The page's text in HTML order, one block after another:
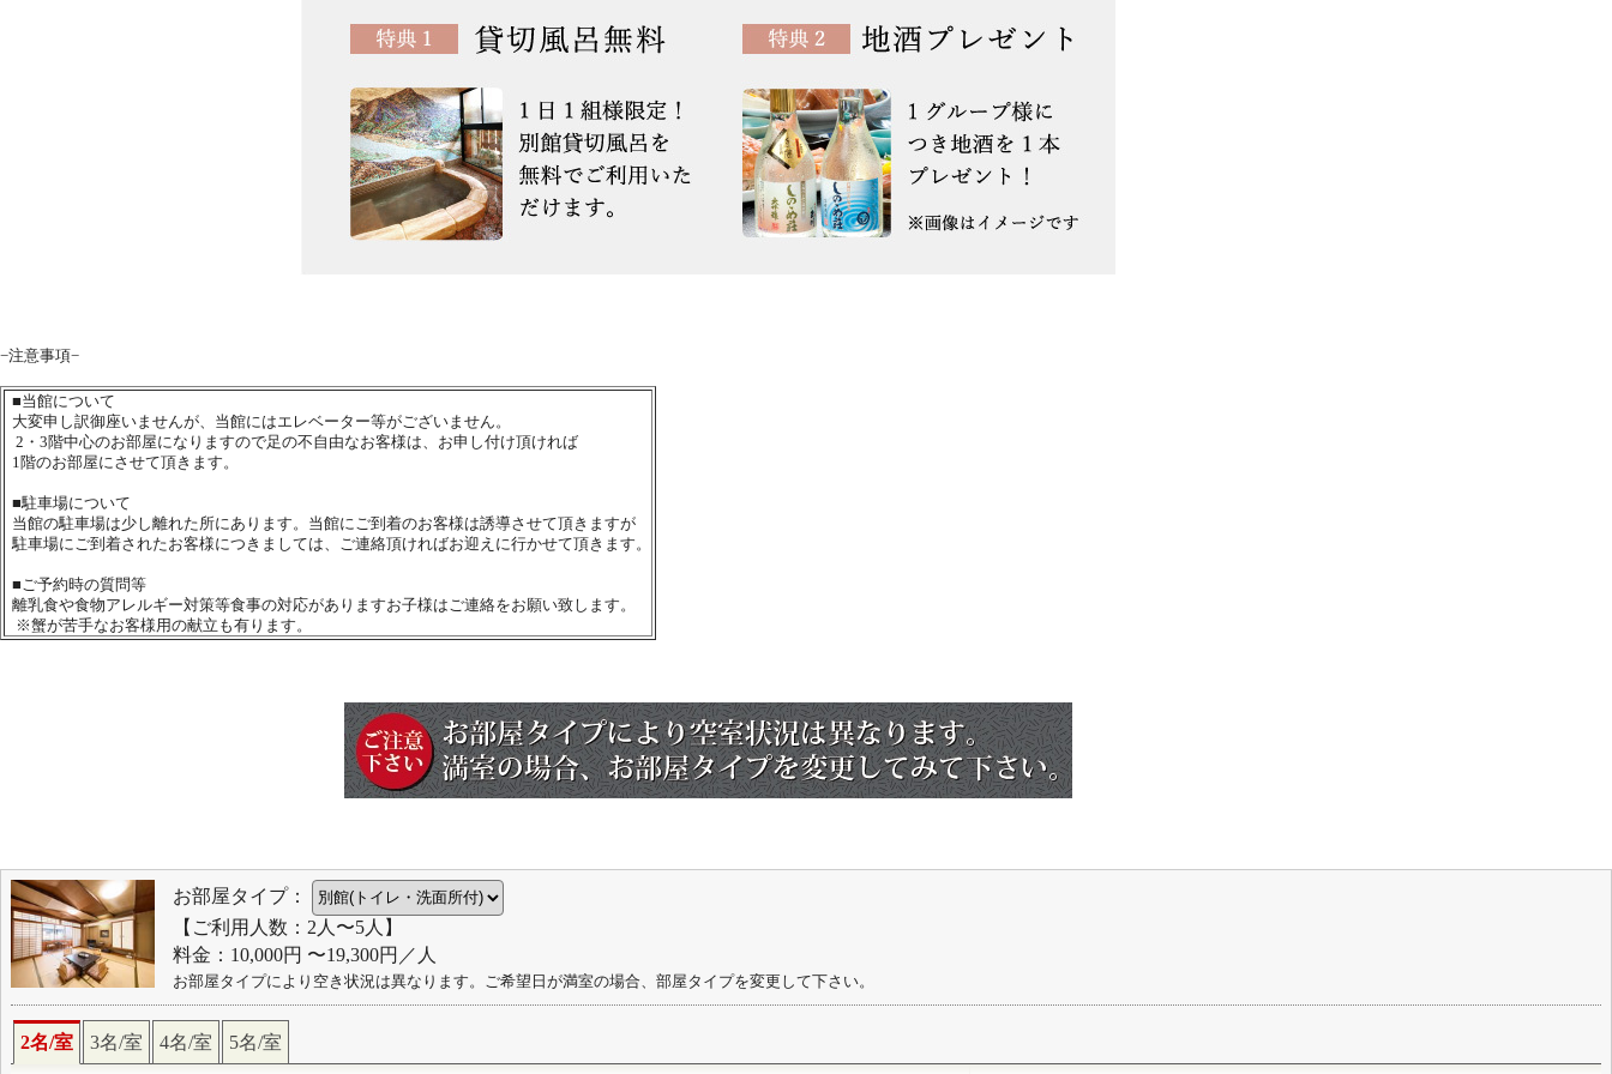
−注意事項−
■当館について
大変申し訳御座いませんが、当館にはエレベーター等がございません。
2・3階中心のお部屋になりますので足の不自由なお客様は、お申し付け頂ければ
1階のお部屋にさせて頂きます。
■駐車場について
当館の駐車場は少し離れた所にあります。当館にご到着のお客様は誘導させて頂きますが
駐車場にご到着されたお客様につきましては、ご連絡頂ければお迎えに行かせて頂きます。
■ご予約時の質問等
離乳食や食物アレルギー対策等食事の対応がありますお子様はご連絡をお願い致します。
※蟹が苦手なお客様用の献立も有ります。
お部屋タイプ：
【ご利用人数：2人〜5人】
料金：10,000円 〜19,300円／人
お部屋タイプにより空き状況は異なります。ご希望日が満室の場合、部屋タイプを変更して下さい。
2名/室 3名/室 4名/室 5名/室